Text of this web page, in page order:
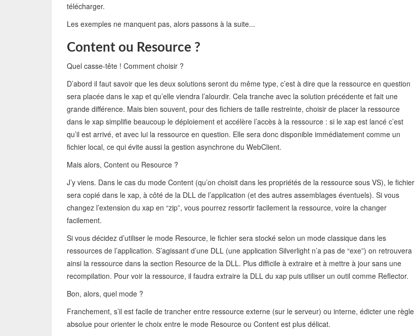
télécharger.
Les exemples ne manquent pas, alors passons à la suite...
Content ou Resource ?
Quel casse-tête ! Comment choisir ?
D’abord il faut savoir que les deux solutions seront du même type, c’est à dire que la ressource en question
sera placée dans le xap et qu’elle viendra l’alourdir. Cela tranche avec la solution précédente et fait une
grande différence. Mais bien souvent, pour des fichiers de taille restreinte, choisir de placer la ressource
dans le xap simplifie beaucoup le déploiement et accélère l’accès à la ressource : si le xap est lancé c’est
qu’il est arrivé, et avec lui la ressource en question. Elle sera donc disponible immédiatement comme un
fichier local, ce qui évite aussi la gestion asynchrone du WebClient.
Mais alors, Content ou Resource ?
J’y viens. Dans le cas du mode Content (qu’on choisit dans les propriétés de la ressource sous VS), le fichier
sera copié dans le xap, à côté de la DLL de l’application (et des autres assemblages éventuels). Si vous
changez l’extension du xap en “zip”, vous pourrez ressortir facilement la ressource, voire la changer
facilement.
Si vous décidez d’utiliser le mode Resource, le fichier sera stocké selon un mode classique dans les
ressources de l’application. S’agissant d’une DLL (une application Silverlight n’a pas de “exe”) on retrouvera
ainsi la ressource dans la section Resource de la DLL. Plus difficile à extraire et à mettre à jour sans une
recompilation. Pour voir la ressource, il faudra extraire la DLL du xap puis utiliser un outil comme Reflector.
Bon, alors, quel mode ?
Franchement, s’il est facile de trancher entre ressource externe (sur le serveur) ou interne, édicter une règle
absolue pour orienter le choix entre le mode Resource ou Content est plus délicat.